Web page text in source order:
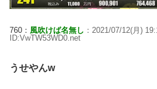
760： 風吹けば名無し ：2021/07/12(月)
ID:VwTW53WD0.net
うせやんw